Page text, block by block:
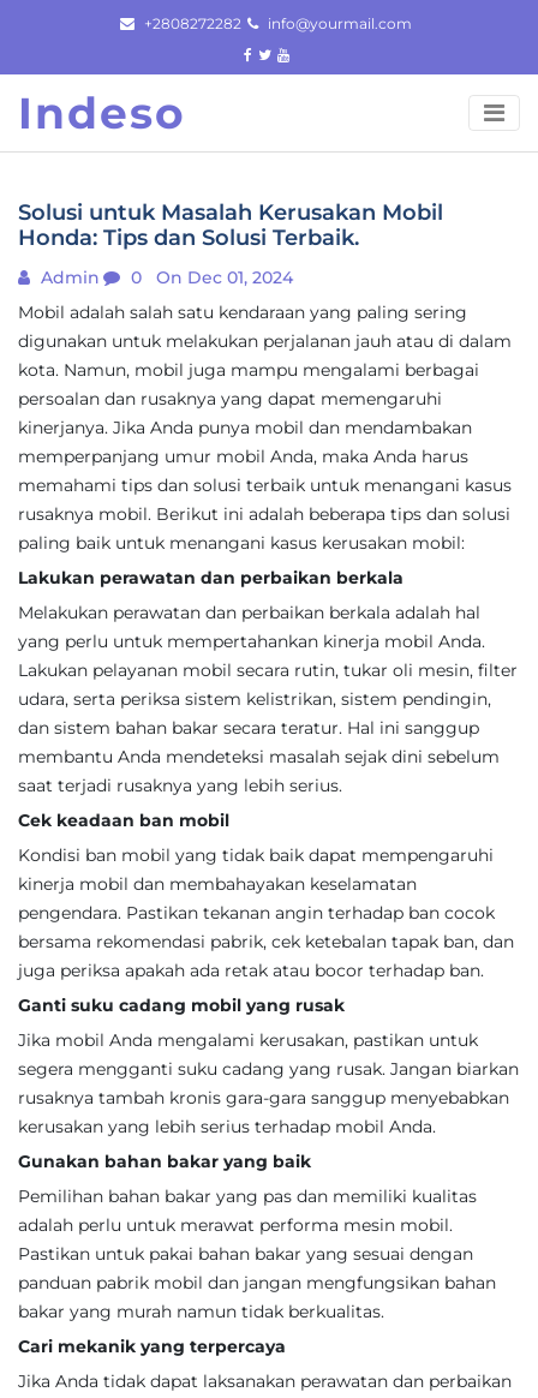
content
+2808272282 info@yourmail.com
Indeso
Solusi untuk Masalah Kerusakan Mobil
Honda: Tips dan Solusi Terbaik.
Admin 0
On Dec 01, 2024
Mobil adalah salah satu kendaraan yang paling sering
digunakan untuk melakukan perjalanan jauh atau di dalam
kota. Namun, mobil juga mampu mengalami berbagai
persoalan dan rusaknya yang dapat memengaruhi
kinerjanya. Jika Anda punya mobil dan mendambakan
memperpanjang umur mobil Anda, maka Anda harus
memahami tips dan solusi terbaik untuk menangani kasus
rusaknya mobil. Berikut ini adalah beberapa tips dan solusi
paling baik untuk menangani kasus kerusakan mobil:
Lakukan perawatan dan perbaikan berkala
Melakukan perawatan dan perbaikan berkala adalah hal
yang perlu untuk mempertahankan kinerja mobil Anda.
Lakukan pelayanan mobil secara rutin, tukar oli mesin, filter
udara, serta periksa sistem kelistrikan, sistem pendingin,
dan sistem bahan bakar secara teratur. Hal ini sanggup
membantu Anda mendeteksi masalah sejak dini sebelum
saat terjadi rusaknya yang lebih serius.
Cek keadaan ban mobil
Kondisi ban mobil yang tidak baik dapat mempengaruhi
kinerja mobil dan membahayakan keselamatan
pengendara. Pastikan tekanan angin terhadap ban cocok
bersama rekomendasi pabrik, cek ketebalan tapak ban, dan
juga periksa apakah ada retak atau bocor terhadap ban.
Ganti suku cadang mobil yang rusak
Jika mobil Anda mengalami kerusakan, pastikan untuk
segera mengganti suku cadang yang rusak. Jangan biarkan
rusaknya tambah kronis gara-gara sanggup menyebabkan
kerusakan yang lebih serius terhadap mobil Anda.
Gunakan bahan bakar yang baik
Pemilihan bahan bakar yang pas dan memiliki kualitas
adalah perlu untuk merawat performa mesin mobil.
Pastikan untuk pakai bahan bakar yang sesuai dengan
panduan pabrik mobil dan jangan mengfungsikan bahan
bakar yang murah namun tidak berkualitas.
Cari mekanik yang terpercaya
Jika Anda tidak dapat laksanakan perawatan dan perbaikan